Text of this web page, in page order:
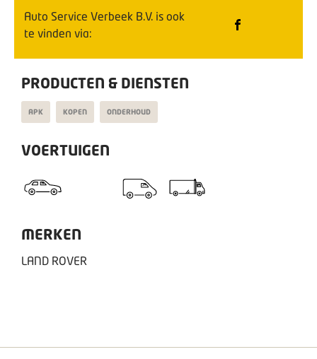
Auto Service Verbeek B.V. is ook
te vinden via:
PRODUCTEN & DIENSTEN
APK KOPEN ONDERHOUD
VOERTUIGEN
MERKEN
LAND ROVER